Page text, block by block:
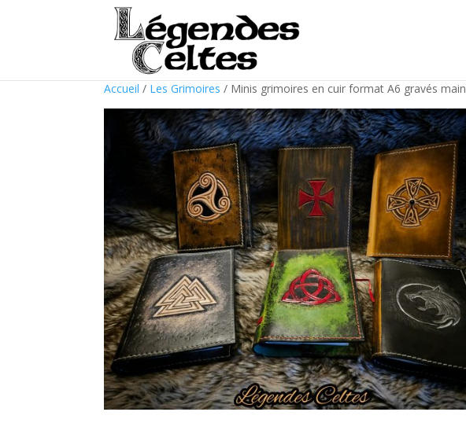
Accueil / Les Grimoires / Minis grimoires en cuir format A6 gravés main